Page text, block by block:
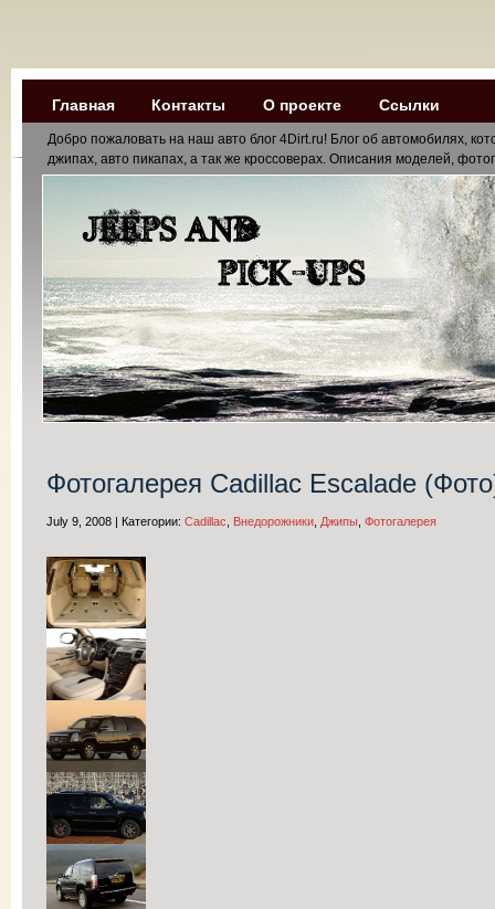
Главная Контакты О проекте Ссылки
Добро пожаловать на наш авто блог 4Dirt.ru! Блог об автомобилях,
джипах, авто пикапах, а так же кроссоверах. Описания моделей,
Фотогалерея Cadillac Escalade
July 9, 2008 | Категории: Cadillac Внедорожники Джипы Фотогалерея